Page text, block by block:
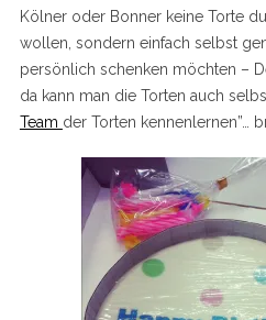
Kölner oder Bonner keine Torte
wollen, sondern einfach selbst
persönlich schenken möchten –
da kann man die Torten auch
Team der Torten kennenlernen”…